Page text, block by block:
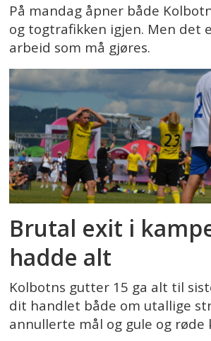
På mandag åpner både
og togtrafikken igjen. Men det
arbeid som må gjøres.
Brutal exit i
hadde alt
Kolbotns gutter 15 ga alt til
dit handlet både om utallige
annullerte mål og gule og røde